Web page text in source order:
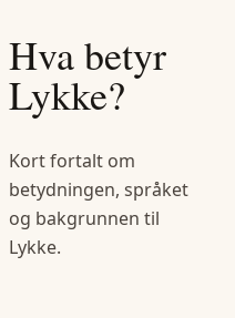
Hva betyr
Lykke?
Kort fortalt om
betydningen, språket
og bakgrunnen til
Lykke.